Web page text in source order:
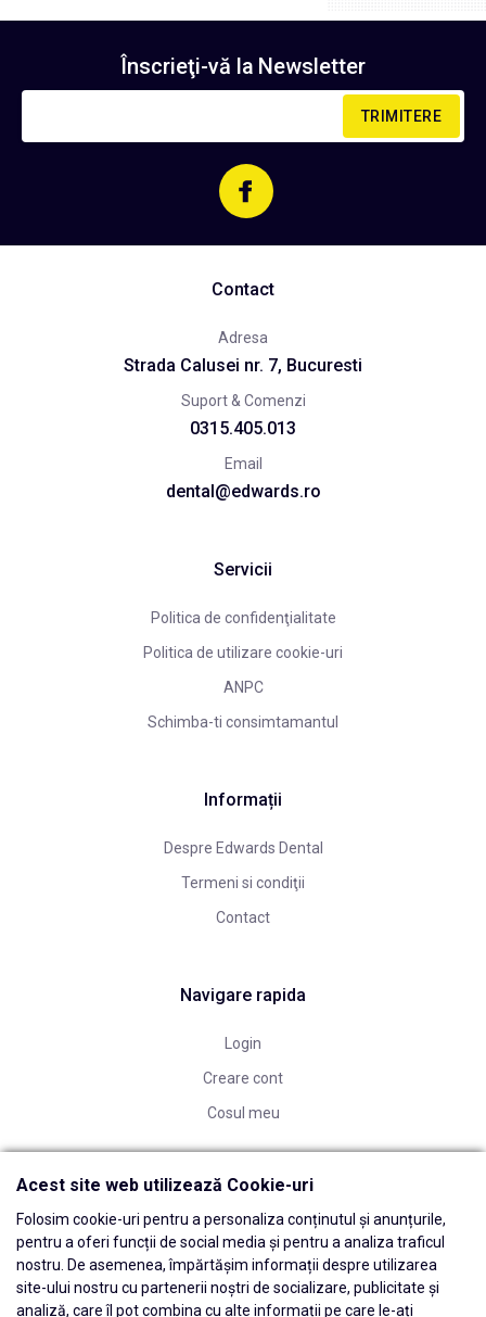
Înscrieţi-vă la Newsletter
TRIMITERE
Contact
Adresa
Strada Calusei nr. 7, Bucuresti
Suport & Comenzi
0315.405.013
Email
dental@edwards.ro
Servicii
Politica de confidenţialitate
Politica de utilizare cookie-uri
ANPC
Schimba-ti consimtamantul
Informații
Despre Edwards Dental
Termeni si condiţii
Contact
Navigare rapida
Login
Creare cont
Cosul meu
Acest site web utilizează Cookie-uri
Folosim cookie-uri pentru a personaliza conținutul și anunțurile,
pentru a oferi funcții de social media și pentru a analiza traficul
nostru. De asemenea, împărtășim informații despre utilizarea
site-ului nostru cu partenerii noștri de socializare, publicitate și
analiză, care îl pot combina cu alte informații pe care le-ați